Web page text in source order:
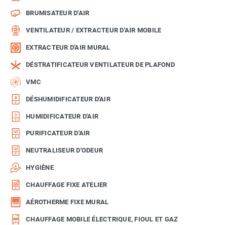
BRUMISATEUR D'AIR
VENTILATEUR / EXTRACTEUR D'AIR MOBILE
EXTRACTEUR D'AIR MURAL
DÉSTRATIFICATEUR VENTILATEUR DE PLAFOND
VMC
DÉSHUMIDIFICATEUR D'AIR
HUMIDIFICATEUR D'AIR
PURIFICATEUR D'AIR
NEUTRALISEUR D'ODEUR
HYGIÈNE
CHAUFFAGE FIXE ATELIER
AÉROTHERME FIXE MURAL
CHAUFFAGE MOBILE ÉLECTRIQUE, FIOUL ET GAZ